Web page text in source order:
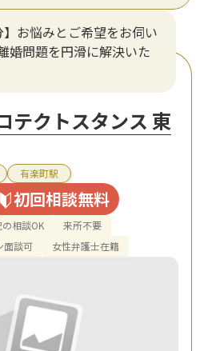
】お悩みとご希望をお伺い
婚問題を円滑に解決いた
テクトスタンス 東
有楽町駅
初回相談無料
相談OK
来所不要
面談可 女性弁護士在籍